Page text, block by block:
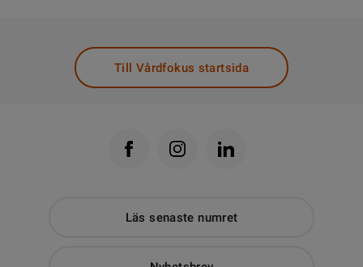
Till Vårdfokus startsida
Läs senaste numret